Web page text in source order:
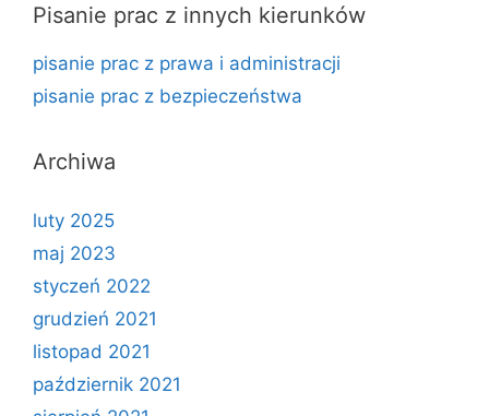
Pisanie prac z innych kierunków
pisanie prac z prawa i administracji
pisanie prac z bezpieczeństwa
Archiwa
luty 2025
maj 2023
styczeń 2022
grudzień 2021
listopad 2021
październik 2021